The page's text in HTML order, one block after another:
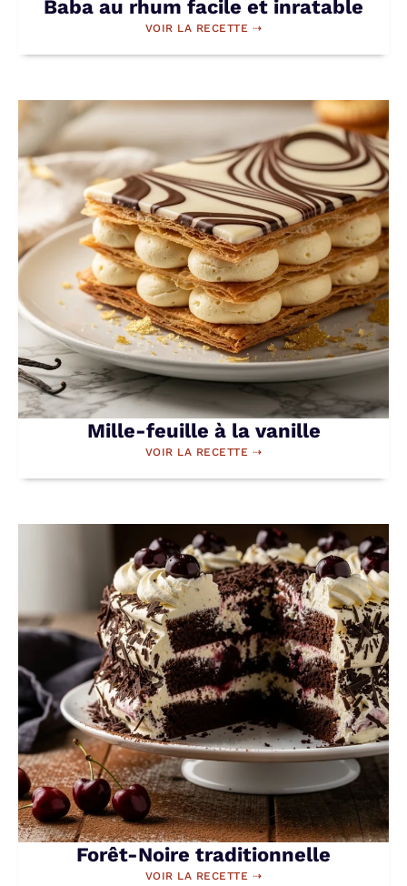
Baba au rhum facile et inratable
VOIR LA RECETTE ⇢
Mille-feuille à la vanille
VOIR LA RECETTE ⇢
Forêt-Noire traditionnelle
VOIR LA RECETTE ⇢